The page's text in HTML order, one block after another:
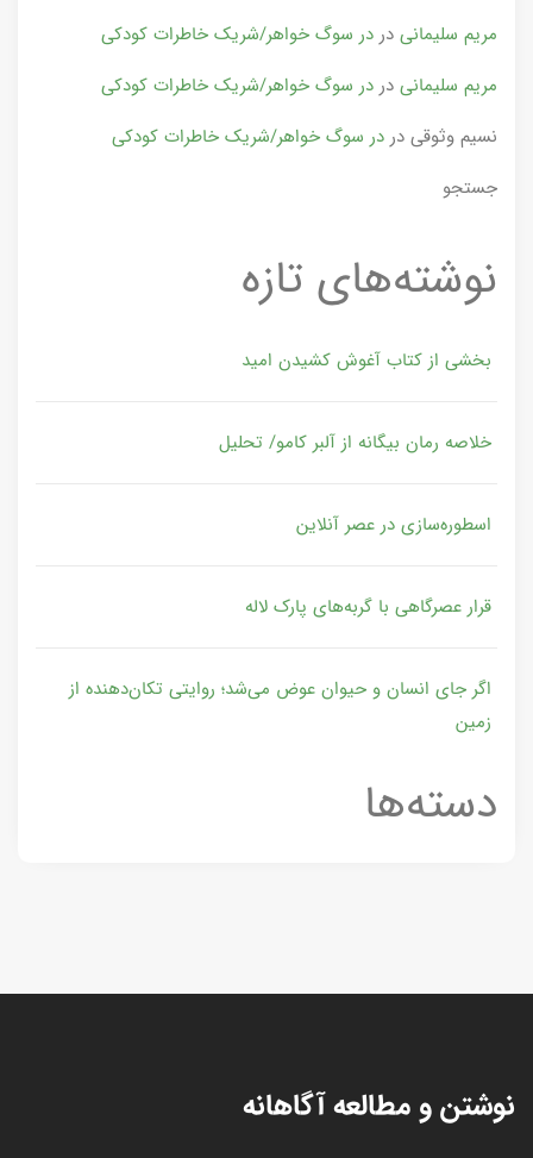
مریم سلیمانی در در سوگ خواهر/شریک خاطرات کودکی
مریم سلیمانی در در سوگ خواهر/شریک خاطرات کودکی
نسیم وثوقی در در سوگ خواهر/شریک خاطرات کودکی
جستجو
نوشته‌های تازه
بخشی از کتاب آغوش کشیدن امید
خلاصه رمان بیگانه از آلبر کامو/ تحلیل
اسطوره‌سازی در عصر آنلاین
قرار عصرگاهی با گربه‌های پارک لاله
اگر جای انسان و حیوان عوض می‌شد؛ روایتی تکان‌دهنده از
زمین
دسته‌ها
نوشتن و مطالعه آگاهانه